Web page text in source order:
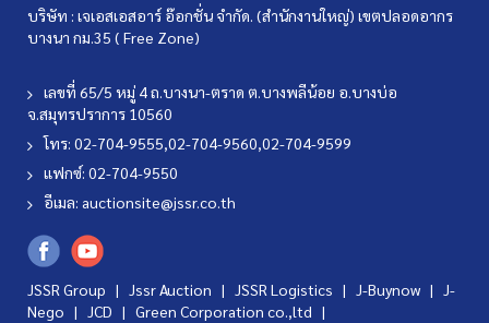
บริษัท : เจเอสเอสอาร์ อ๊อกชั่น จำกัด. (สำนักงานใหญ่) เขตปลอดอากร
บางนา กม.35 ( Free Zone)
เลขที่ 65/5 หมู่ 4 ถ.บางนา-ตราด ต.บางพลีน้อย อ.บางบ่อ
จ.สมุทรปราการ 10560
โทร: 02-704-9555,02-704-9560,02-704-9599
แฟกซ์: 02-704-9550
อีเมล: auctionsite@jssr.co.th
JSSR Group | Jssr Auction | JSSR Logistics | J-Buynow | J-
Nego | JCD | Green Corporation co.,ltd |